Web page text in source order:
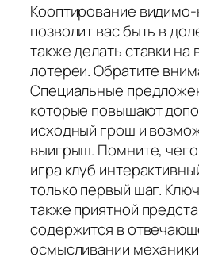
Кооптирование
позволит вас быть в
также делать ставки
лотереи. Обратите
Специальные
которые повышают
исходный грош и
выигрыш. Помните,
игра клуб
только первый шаг.
также приятной
содержится в
осмысливании